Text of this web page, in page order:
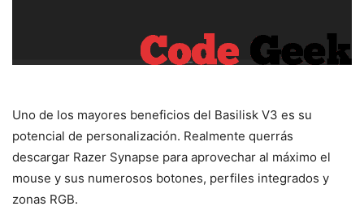
Uno de los mayores beneficios del Basilisk V3 es su
potencial de personalización. Realmente querrás
descargar Razer Synapse para aprovechar al máximo el
mouse y sus numerosos botones, perfiles integrados y
zonas RGB.